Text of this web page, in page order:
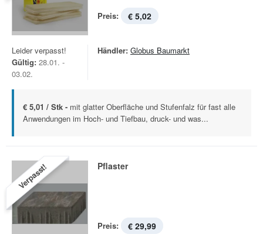
Preis: € 5,02
Leider verpasst!
Gültig: 28.01. -
03.02.
Händler: Globus Baumarkt
€ 5,01 / Stk - mit glatter Oberfläche und Stufenfalz für fast alle
Anwendungen im Hoch- und Tiefbau, druck- und was...
Verpasst! Pflaster
Preis: € 29,99